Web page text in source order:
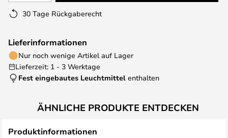
30 Tage Rückgaberecht
Lieferinformationen
Nur noch wenige Artikel auf Lager
Lieferzeit: 1 - 3 Werktage
Fest eingebautes Leuchtmittel enthalten
ÄHNLICHE PRODUKTE ENTDECKEN
Produktinformationen